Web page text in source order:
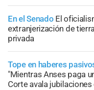
En el Senado El
extranjerización de
privada
Tope en haberes
"Mientras Anses paga
Corte avala